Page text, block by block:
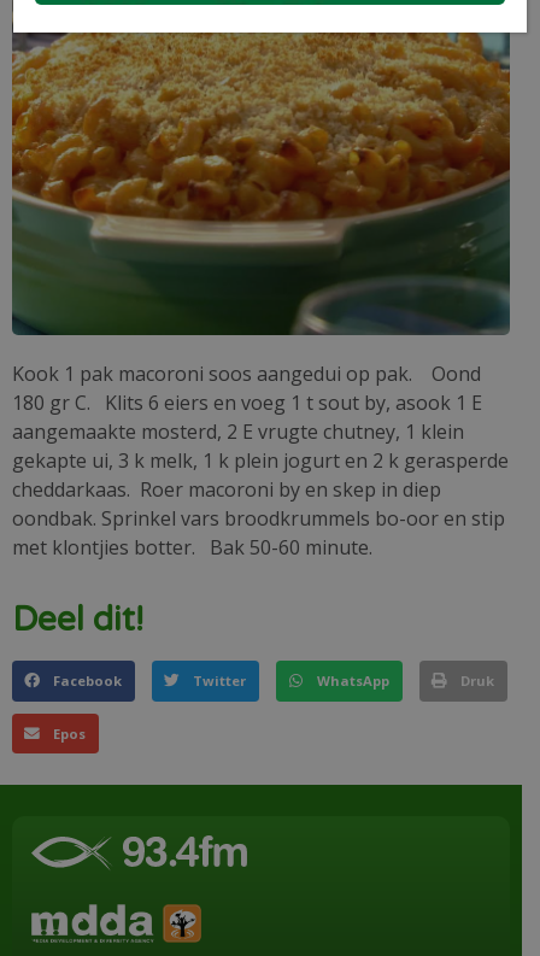
Kook 1 pak macoroni soos aangedui op pak. Oond
180 gr C. Klits 6 eiers en voeg 1 t sout by, asook 1 E
aangemaakte mosterd, 2 E vrugte chutney, 1 klein
gekapte ui, 3 k melk, 1 k plein jogurt en 2 k gerasperde
cheddarkaas. Roer macoroni by en skep in diep
oondbak. Sprinkel vars broodkrummels bo-oor en stip
met klontjies botter. Bak 50-60 minute.
Deel dit!
Facebook Twitter WhatsApp Druk
Epos